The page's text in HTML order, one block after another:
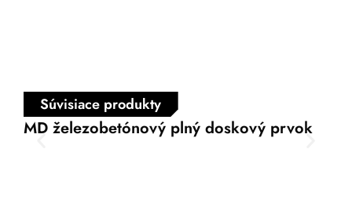
Súvisiace produkty
MD železobetónový plný doskový prvok